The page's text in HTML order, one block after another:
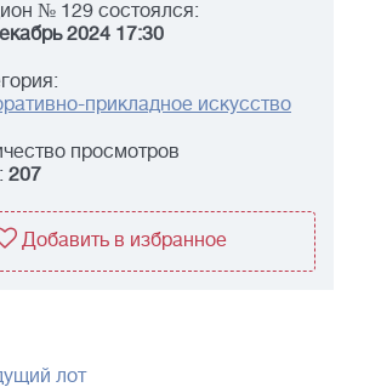
№ 129 состоялся:
2024 17:30
прикладное искусство
просмотров
207
Добавить в избранное
лот